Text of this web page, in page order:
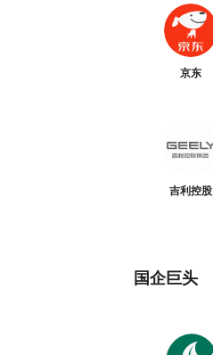
京东
吉利控股
国企巨头